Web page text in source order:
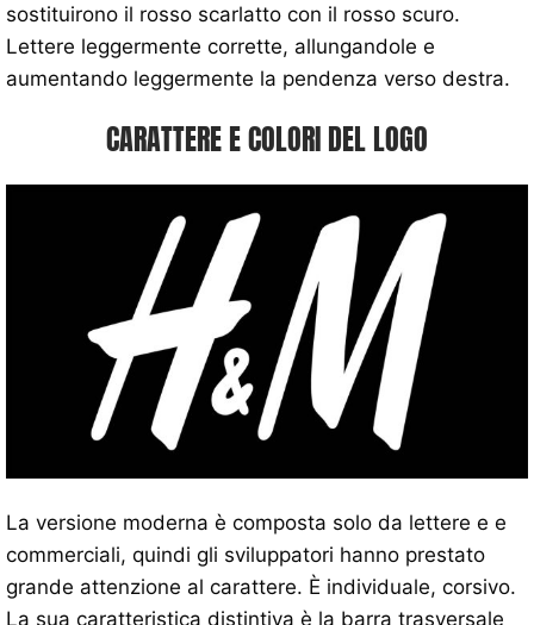
sostituirono il rosso scarlatto con il rosso scuro.
Lettere leggermente corrette, allungandole e
aumentando leggermente la pendenza verso destra.
CARATTERE E COLORI DEL LOGO
La versione moderna è composta solo da lettere e e
commerciali, quindi gli sviluppatori hanno prestato
grande attenzione al carattere. È individuale, corsivo.
La sua caratteristica distintiva è la barra trasversale